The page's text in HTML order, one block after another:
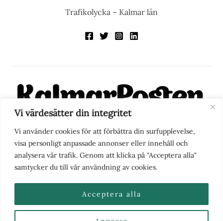
Vi värdesätter din integritet
Vi använder cookies för att förbättra din surfupplevelse,
visa personligt anpassade annonser eller innehåll och
analysera vår trafik. Genom att klicka på "Acceptera alla"
samtycker du till vår användning av cookies.
Acceptera alla
Trafikolycka – Kalmar län
KalmarPosten är en modern lokalnyhetstidning på nätet. Med
fokus på Kalmarregionen, men också med blick för det större
perspektivet, vill vi vara din självklara kanal för nyheter,
berättelser och engagemang. KalmarPosten grundades 1988 och
fick nya ägare 2025.